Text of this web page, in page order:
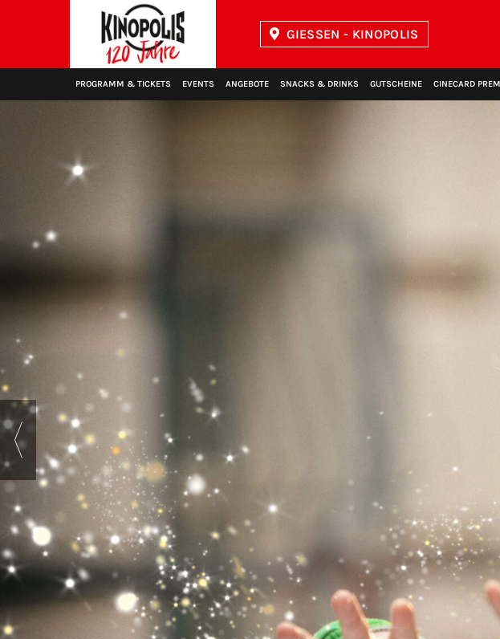
GIESSEN - KINOPOLIS
PROGRAMM & TICKETS EVENTS ANGEBOTE SNACKS & DRINKS GUTSCHEINE CINECARD